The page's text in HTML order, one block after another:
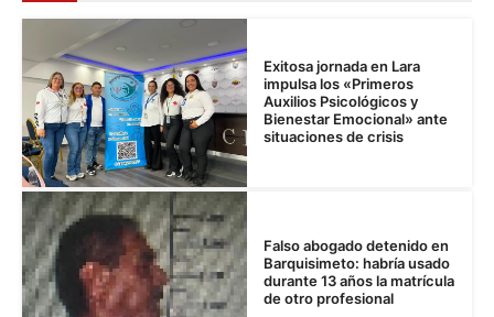
Exitosa jornada en Lara
impulsa los «Primeros
Auxilios Psicológicos y
Bienestar Emocional» ante
situaciones de crisis
Falso abogado detenido en
Barquisimeto: habría usado
durante 13 años la matrícula
de otro profesional